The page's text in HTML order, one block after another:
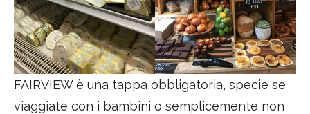
FAIRVIEW è una tappa obbligatoria, specie se
viaggiate con i bambini o semplicemente non